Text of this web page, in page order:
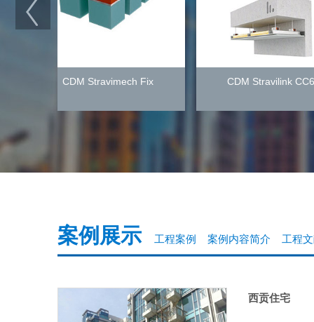
CDM Stravimech Fix CDM Stravilink CC60
案例展示 工程案例 案例内容简介 工程
西贡住宅